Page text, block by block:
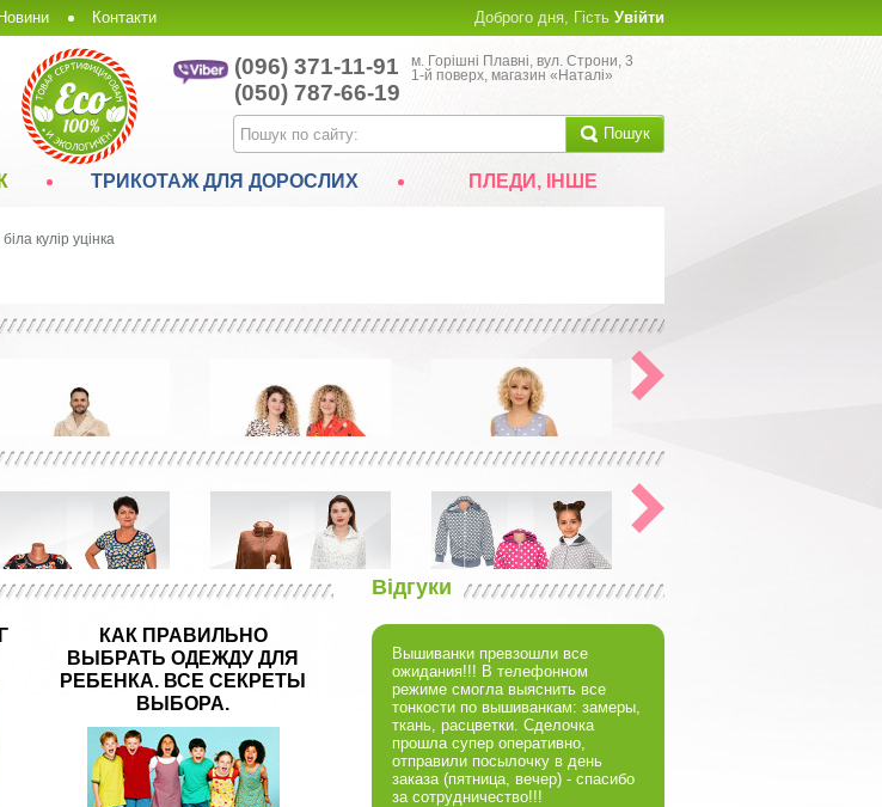
Новини Контакти Доброго дня, Гість Увійти
(096) 371-11-91
(050) 787-66-19
м. Горішні Плавні, вул. Строни, 3
1-й поверх, магазин «Наталі»
Пошук
ТРИКОТАЖ ДЛЯ ДОРОСЛИХ ПЛЕДИ, ІНШЕ
кулір уцінка
03631
Халати теплі (махра, велюр)
Комфорт велсофт
03648
Халати літні
Халат Зірка фулікра
03586
сарафани
Людмила фулікра
01071
Кофти, костюми
Куртка Зайка капітон
КАК ПРАВИЛЬНО
ВЫБРАТЬ ОДЕЖДУ ДЛЯ
РЕБЕНКА. ВСЕ СЕКРЕТЫ
ВЫБОРА.
Відгуки
Вышиванки превзошли все
ожидания!!! В телефонном
режиме смогла выяснить все
тонкости по вышиванкам: замеры,
ткань, расцветки. Сделочка
прошла супер оперативно,
отправили посылочку в день
заказа (пятница, вечер) - спасибо
за сотрудничество!!!